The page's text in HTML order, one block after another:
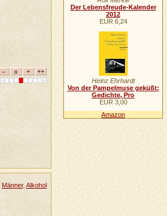
Männer, Alkohol
Der Lebensfreude-Kalender
2012
EUR 6,24
Heinz Ehrhardt
Von der Pampelmuse geküßt:
Gedichte, Pro
EUR 3,00
Amazon